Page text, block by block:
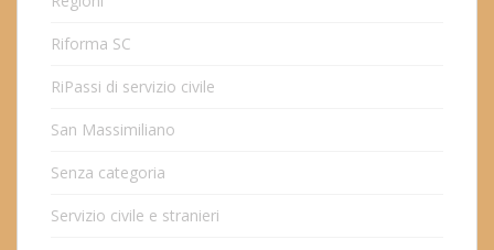
Riforma SC
RiPassi di servizio civile
San Massimiliano
Senza categoria
Servizio civile e stranieri